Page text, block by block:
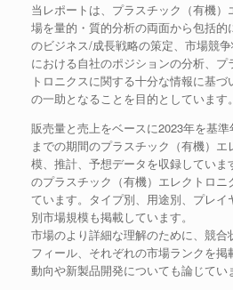
当レポートは、プラスチック（有機
場を量的・質的分析の両面から包括
のビジネス/成長戦略の策定、市場競
における自社のポジションの分析、プ
トロニクスに関する十分な情報に基
の一助となることを目的としています。
販売量と売上をベースに2023年を基
までの期間のプラスチック（有機）
模、推計、予想データを収録してい
のプラスチック（有機）エレクトロニ
ています。タイプ別、用途別、プレ
別市場規模も掲載しています。
市場のより詳細な理解のために、競合
フィール、それぞれの市場ランクを
動向や新製品開発についても論じてい